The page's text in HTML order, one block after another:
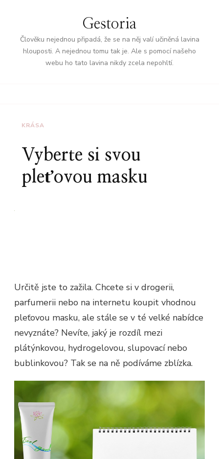
Gestoria
Člověku nejednou připadá, že se na něj valí učiněná lavina
hlouposti. A nejednou tomu tak je. Ale s pomocí našeho
webu ho tato lavina nikdy zcela nepohltí.
KRÁSA
Vyberte si svou
pleťovou masku
Určitě jste to zažila. Chcete si v drogerii,
parfumerii nebo na internetu koupit vhodnou
pleťovou masku, ale stále se v té velké nabídce
nevyznáte? Nevíte, jaký je rozdíl mezi
plátýnkovou, hydrogelovou, slupovací nebo
bublinkovou? Tak se na ně podíváme zblízka.